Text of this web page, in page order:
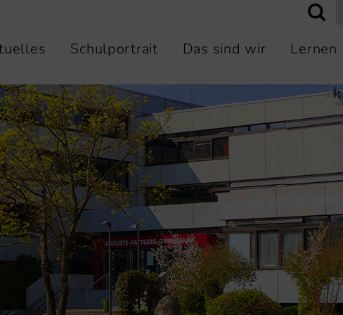
Schulportrait Das sind wir Lernen